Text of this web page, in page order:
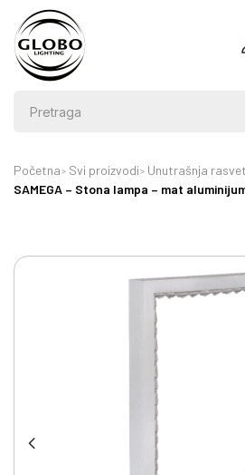
Početna Svi proizvodi Unutrašnja
SAMEGA – Stona lampa – mat